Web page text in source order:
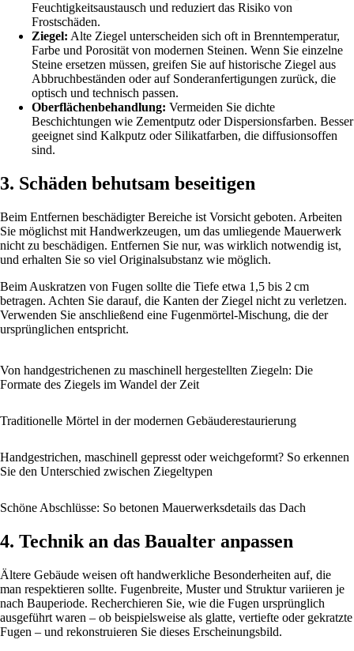
Feuchtigkeitsaustausch und reduziert das Risiko von
Frostschäden.
Ziegel: Alte Ziegel unterscheiden sich oft in Brenntemperatur,
Farbe und Porosität von modernen Steinen. Wenn Sie einzelne
Steine ersetzen müssen, greifen Sie auf historische Ziegel aus
Abbruchbeständen oder auf Sonderanfertigungen zurück, die
optisch und technisch passen.
Oberflächenbehandlung: Vermeiden Sie dichte
Beschichtungen wie Zementputz oder Dispersionsfarben. Besser
geeignet sind Kalkputz oder Silikatfarben, die diffusionsoffen
sind.
3. Schäden behutsam beseitigen
Beim Entfernen beschädigter Bereiche ist Vorsicht geboten. Arbeiten
Sie möglichst mit Handwerkzeugen, um das umliegende Mauerwerk
nicht zu beschädigen. Entfernen Sie nur, was wirklich notwendig ist,
und erhalten Sie so viel Originalsubstanz wie möglich.
Beim Auskratzen von Fugen sollte die Tiefe etwa 1,5 bis 2 cm
betragen. Achten Sie darauf, die Kanten der Ziegel nicht zu verletzen.
Verwenden Sie anschließend eine Fugenmörtel-Mischung, die der
ursprünglichen entspricht.
Von handgestrichenen zu maschinell hergestellten Ziegeln: Die
Formate des Ziegels im Wandel der Zeit
Traditionelle Mörtel in der modernen Gebäuderestaurierung
Handgestrichen, maschinell gepresst oder weichgeformt? So erkennen
Sie den Unterschied zwischen Ziegeltypen
Schöne Abschlüsse: So betonen Mauerwerksdetails das Dach
4. Technik an das Baualter anpassen
Ältere Gebäude weisen oft handwerkliche Besonderheiten auf, die
man respektieren sollte. Fugenbreite, Muster und Struktur variieren je
nach Bauperiode. Recherchieren Sie, wie die Fugen ursprünglich
ausgeführt waren – ob beispielsweise als glatte, vertiefte oder gekratzte
Fugen – und rekonstruieren Sie dieses Erscheinungsbild.